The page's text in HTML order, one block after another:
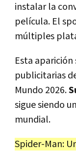
instalar la
película. El
múltiples
Esta
publicitarias
Mundo 2026.
sigue siendo
mundial.
Spider-Man: